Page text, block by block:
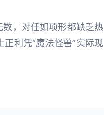
，对任如项形都缺乏热
利凭“魔法怪兽”实际现